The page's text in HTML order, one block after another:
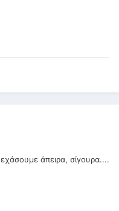
άπειρα, σίγουρα....